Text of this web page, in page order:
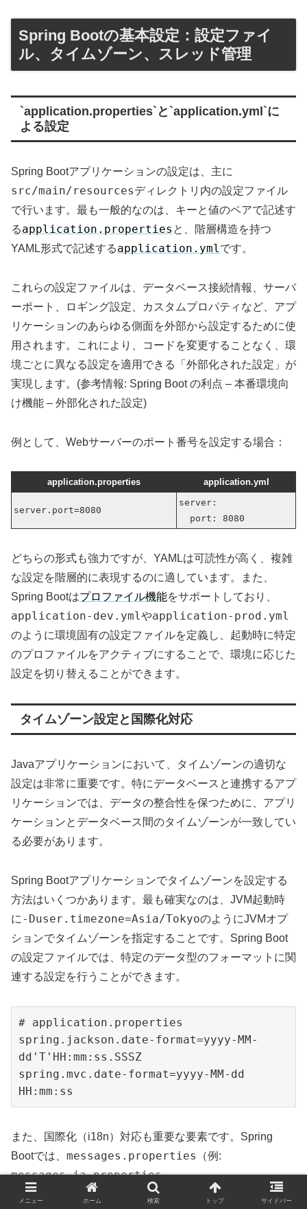
Spring Bootの基本設定：設定ファイ
ル、タイムゾーン、スレッド管理
`application.properties`と`application.yml`に
よる設定
Spring Bootアプリケーションの設定は、主に
src/main/resourcesディレクトリ内の設定ファイル
で行います。最も一般的なのは、キーと値のペアで記述す
るapplication.properties と、階層構造を持つ
YAML形式で記述するapplication.ymlです。
これらの設定ファイルは、データベース接続情報、サーバ
ーポート、ロギング設定、カスタムプロパティなど、アプ
リケーションのあらゆる側面を外部から設定するために使
用されます。これにより、コードを変更することなく、環
境ごとに異なる設定を適用できる「外部化された設定」が
実現します。(参考情報: Spring Boot の利点 – 本番環境向
け機能 – 外部化された設定)
例として、Webサーバーのポート番号を設定する場合：
application.properties application.yml
server.port=8080
server:
port: 8080
どちらの形式も強力ですが、YAMLは可読性が高く、複雑
な設定を階層的に表現するのに適しています。また、
Spring Bootはプロファイル機能をサポートしており、
application-dev.ymlやapplication-prod.yml
のように環境固有の設定ファイルを定義し、起動時に特定
のプロファイルをアクティブにすることで、環境に応じた
設定を切り替えることができます。
タイムゾーン設定と国際化対応
Javaアプリケーションにおいて、タイムゾーンの適切な
設定は非常に重要です。特にデータベースと連携するアプ
リケーションでは、データの整合性を保つために、アプリ
ケーションとデータベース間のタイムゾーンが一致してい
る必要があります。
Spring Bootアプリケーションでタイムゾーンを設定する
方法はいくつかあります。最も確実なのは、JVM起動時
に -Duser.timezone=Asia/TokyoのようにJVMオプ
ションでタイムゾーンを指定することです。Spring Boot
の設定ファイルでは、特定のデータ型のフォーマットに関
連する設定を行うことができます。
# application.properties
spring.jackson.date-format=yyyy-MM-
dd'T'HH:mm:ss.SSSZ
spring.mvc.date-format=yyyy-MM-dd
また、国際化（i18n）対応も重要な要素です。Spring
Bootでは、 messages.properties （例:
messages_ja.properties,
messages_en.properties
）のようなリソースバンド
メニュー ホーム 検索 トップ サイドバー